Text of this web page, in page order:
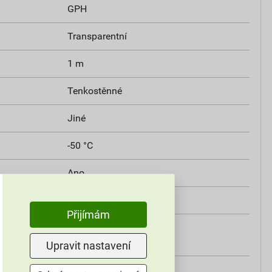
GPH
Transparentní
1 m
Tenkostěnné
Jiné
-50 °C
Ano
Ne
76,2 mm
smrštění
Přijímám
Upravit nastavení